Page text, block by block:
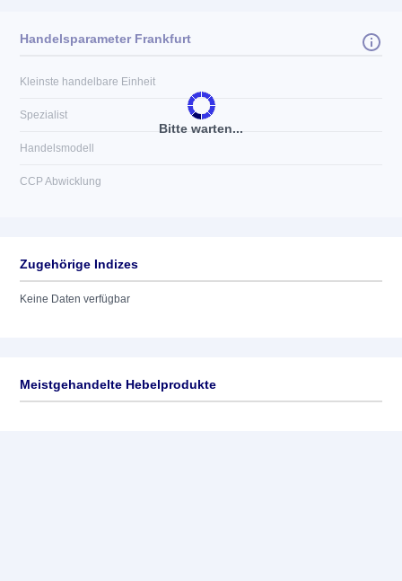
Bitte warten...
Handelsparameter Frankfurt
Kleinste handelbare Einheit
Spezialist
Handelsmodell
CCP Abwicklung
Zugehörige Indizes
Keine Daten verfügbar
Meistgehandelte Hebelprodukte